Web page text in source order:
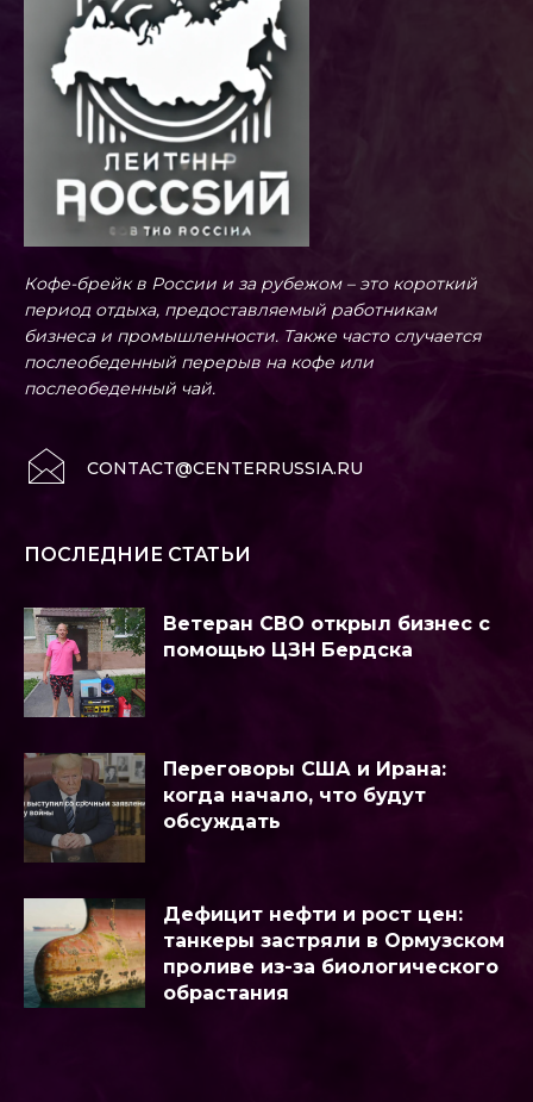
Кофе-брейк в России и за рубежом – это короткий
период отдыха, предоставляемый работникам
бизнеса и промышленности. Также часто случается
послеобеденный перерыв на кофе или
послеобеденный чай.
CONTACT@CENTERRUSSIA.RU
ПОСЛЕДНИЕ СТАТЬИ
Ветеран СВО открыл бизнес с
помощью ЦЗН Бердска
Переговоры США и Ирана:
когда начало, что будут
обсуждать
Дефицит нефти и рост цен:
танкеры застряли в Ормузском
проливе из-за биологического
обрастания